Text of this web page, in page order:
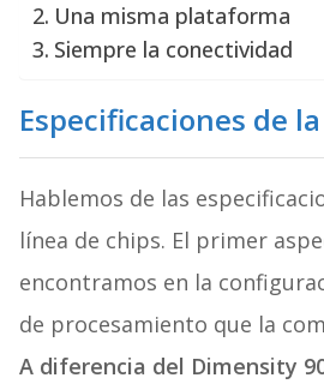
Una misma plataforma
Siempre la conectividad
Especificaciones de
Hablemos de las
línea de chips. El primer
encontramos en la
de procesamiento que la
A diferencia del Dimensity